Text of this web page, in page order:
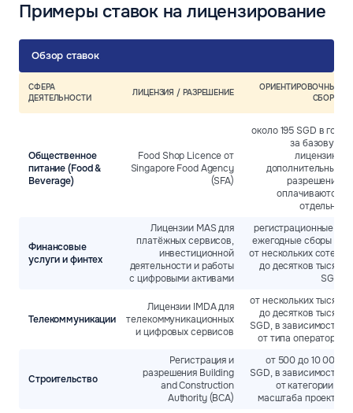
Примеры ставок на лицензирование
Обзор ставок
СФЕРА
ДЕЯТЕЛЬНОСТИ
ЛИЦЕНЗИЯ / РАЗРЕШЕНИЕ
ОРИЕНТИРОВОЧНЫЕ
СБОРЫ
Общественное
питание (Food &
Beverage)
Food Shop Licence от
Singapore Food Agency
(SFA)
около 195 SGD в год
за базовую
лицензию;
дополнительные
разрешения
оплачиваются
отдельно
Финансовые
услуги и финтех
Лицензии MAS для
платёжных сервисов,
инвестиционной
деятельности и работы
с цифровыми активами
регистрационные и
ежегодные сборы —
от нескольких сотен
до десятков тысяч
SGD
Телекоммуникации
Лицензии IMDA для
телекоммуникационных
и цифровых сервисов
от нескольких тысяч
до десятков тысяч
SGD, в зависимости
от типа оператора
Строительство
Регистрация и
разрешения Building
and Construction
Authority (BCA)
от 500 до 10 000
SGD, в зависимости
от категории и
масштаба проекта